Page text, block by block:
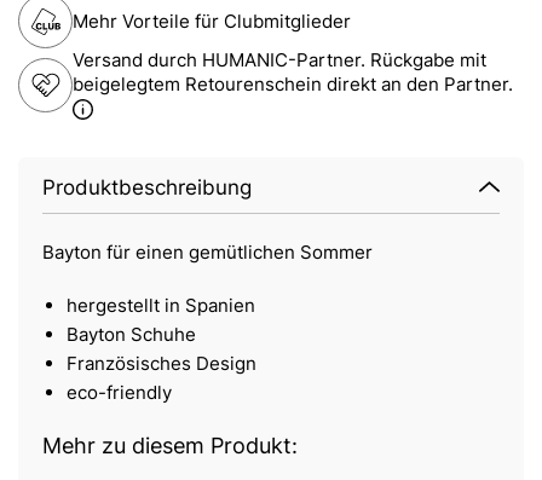
Mehr Vorteile für Clubmitglieder
Versand durch HUMANIC-Partner. Rückgabe mit
beigelegtem Retourenschein direkt an den Partner.
Produktbeschreibung
Bayton für einen gemütlichen Sommer
hergestellt in Spanien
Bayton Schuhe
Französisches Design
eco-friendly
Mehr zu diesem Produkt: